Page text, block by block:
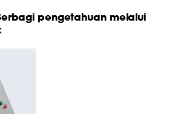
pengetahuan melalui